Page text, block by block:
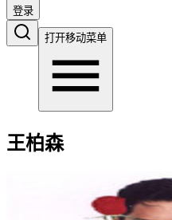
登录
打开移动菜单
王柏森